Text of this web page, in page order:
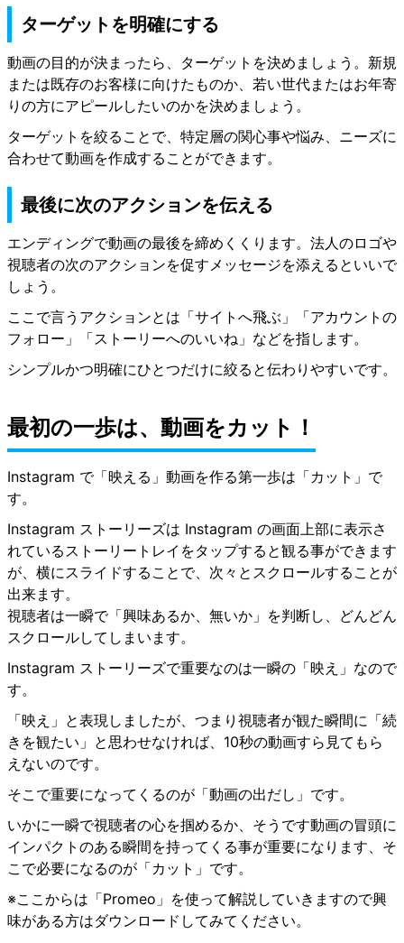
ターゲットを明確にする
動画の目的が決まったら、ターゲットを決めましょう。新規
または既存のお客様に向けたものか、若い世代またはお年寄
りの方にアピールしたいのかを決めましょう。
ターゲットを絞ることで、特定層の関心事や悩み、ニーズに
合わせて動画を作成することができます。
最後に次のアクションを伝える
エンディングで動画の最後を締めくくります。法人のロゴや
視聴者の次のアクションを促すメッセージを添えるといいで
しょう。
ここで言うアクションとは「サイトへ飛ぶ」「アカウントの
フォロー」「ストーリーへのいいね」などを指します。
シンプルかつ明確にひとつだけに絞ると伝わりやすいです。
最初の一歩は、動画をカット！
Instagram で「映える」動画を作る第一歩は「カット」で
す。
Instagram ストーリーズは Instagram の画面上部に表示さ
れているストーリートレイをタップすると観る事ができます
が、横にスライドすることで、次々とスクロールすることが
出来ます。
視聴者は一瞬で「興味あるか、無いか」を判断し、どんどん
スクロールしてしまいます。
Instagram ストーリーズで重要なのは一瞬の「映え」なので
す。
「映え」と表現しましたが、つまり視聴者が観た瞬間に「続
きを観たい」と思わせなければ、10秒の動画すら見てもら
えないのです。
そこで重要になってくるのが「動画の出だし」です。
いかに一瞬で視聴者の心を掴めるか、そうです動画の冒頭に
インパクトのある瞬間を持ってくる事が重要になります、そ
こで必要になるのが「カット」です。
※ここからは「Promeo」を使って解説していきますので興
味がある方はダウンロードしてみてください。